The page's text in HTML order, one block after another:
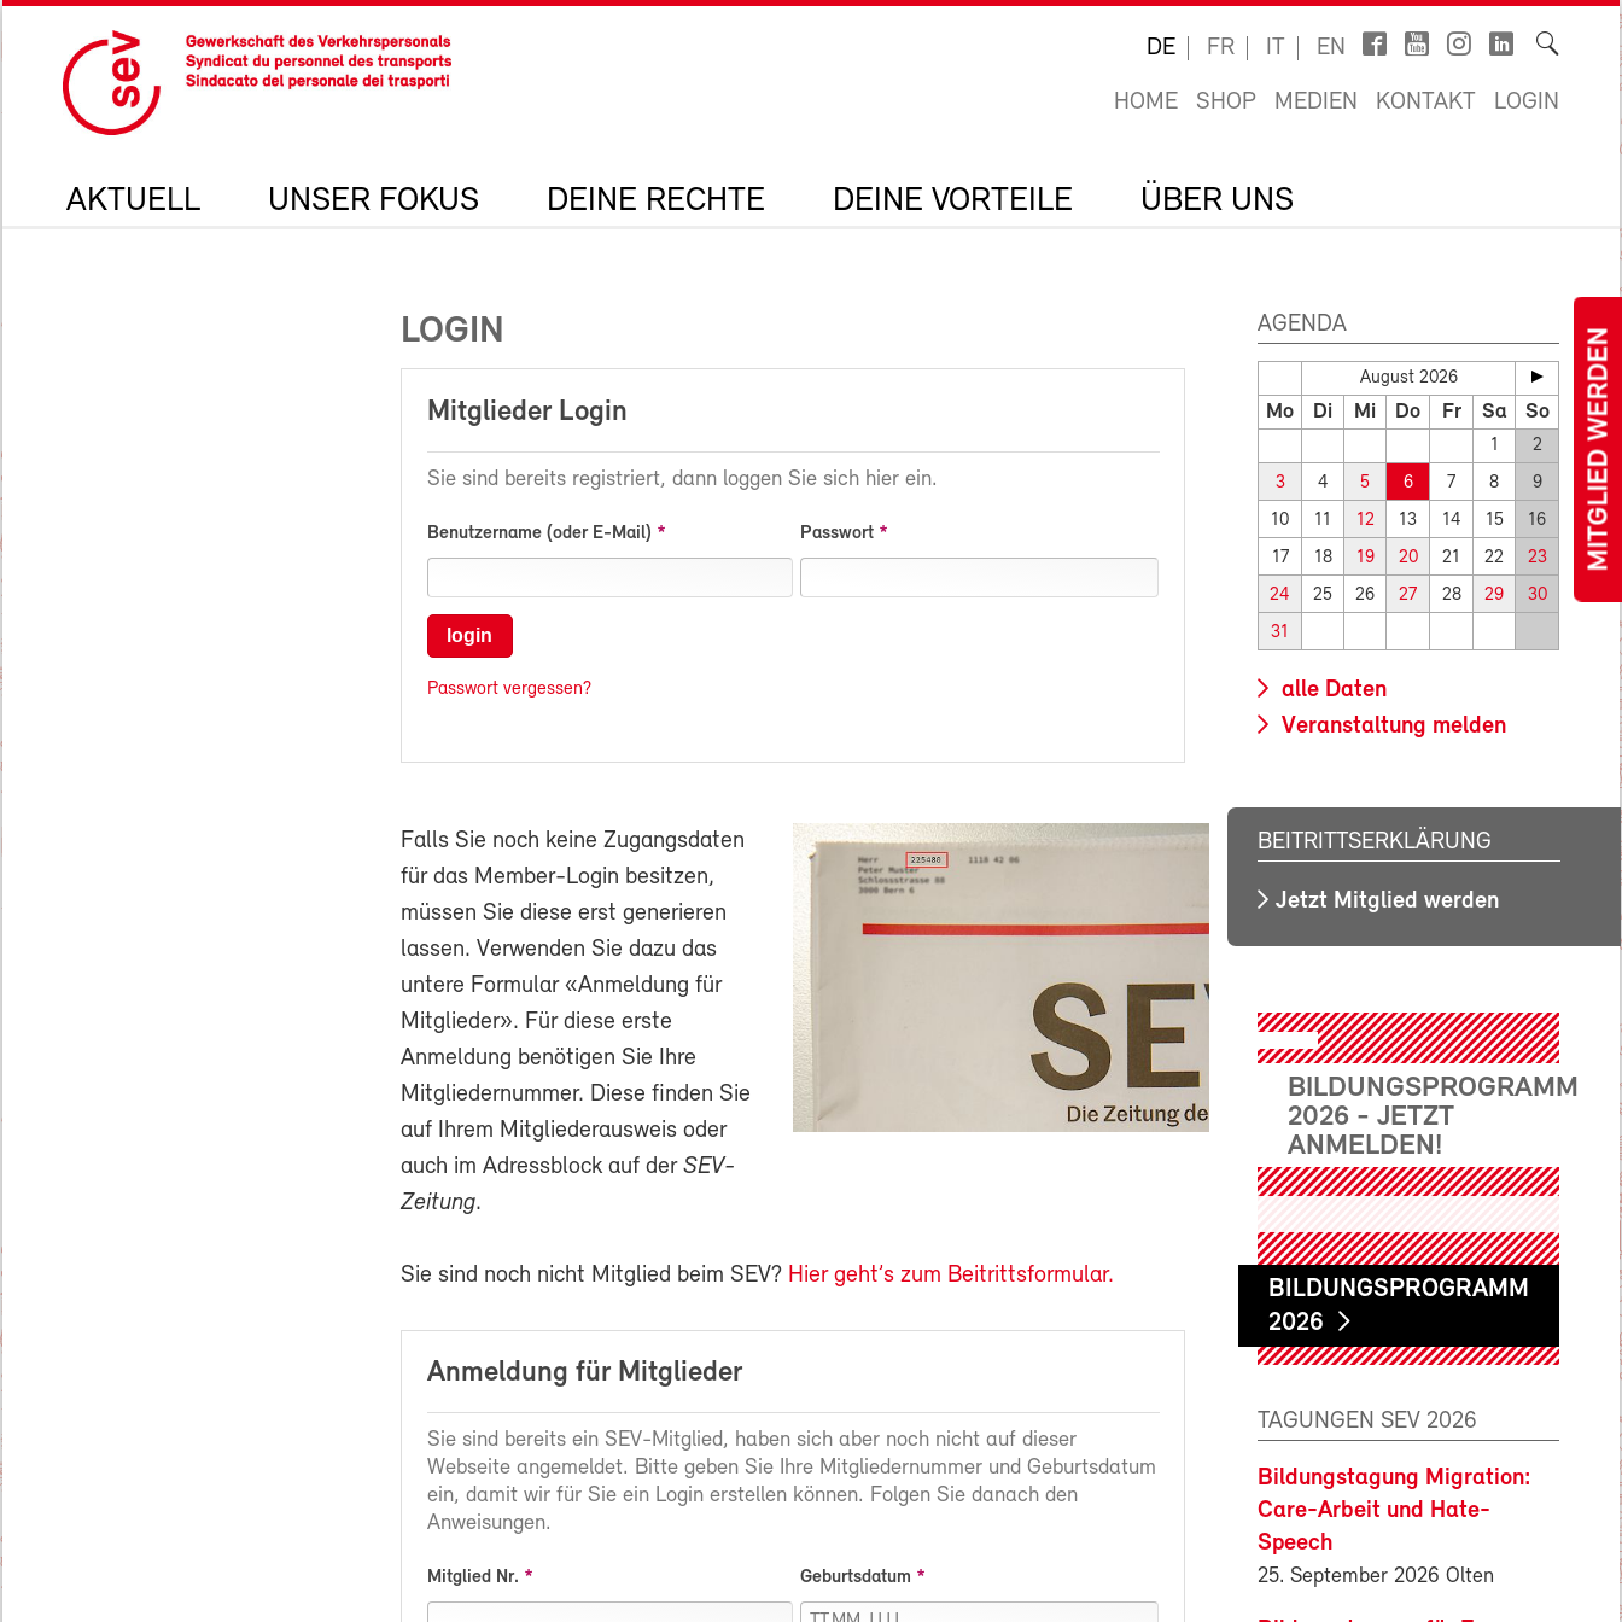
MITGLIED WERDEN
DE FR IT EN
HOME SHOP MEDIEN KONTAKT LOGIN
AKTUELL UNSER FOKUS DEINE RECHTE DEINE VORTEILE ÜBER UNS
LOGIN
Mitglieder Login
Sie sind bereits registriert, dann loggen Sie sich hier ein.
Benutzername (oder E-Mail) Passwort
login
Passwort vergessen?
Falls Sie noch keine Zugangsdaten
für das Member-Login besitzen,
müssen Sie diese erst generieren
lassen. Verwenden Sie dazu das
untere Formular «Anmeldung für
Mitglieder». Für diese erste
Anmeldung benötigen Sie Ihre
Mitgliedernummer. Diese finden Sie
auf Ihrem Mitgliederausweis oder
auch im Adressblock auf der SEV-
Zeitung.
Sie sind noch nicht Mitglied beim SEV? Hier geht’s zum Beitrittsformular.
Anmeldung für Mitglieder
Sie sind bereits ein SEV-Mitglied, haben sich aber noch nicht auf dieser
Webseite angemeldet. Bitte geben Sie Ihre Mitgliedernummer und Geburtsdatum
ein, damit wir für Sie ein Login erstellen können. Folgen Sie danach den
Anweisungen.
Mitglied Nr. Geburtsdatum
AGENDA
August 2026
Mo Di Mi Do Fr Sa So
1 2
3 4 5 6 7 8 9
10 11 12 13 14 15 16
17 18 19 20 21 22 23
24 25 26 27 28 29 30
31
alle Daten
Veranstaltung melden
BEITRITTSERKLÄRUNG
Jetzt Mitglied werden
BILDUNGSPROGRAMM
2026 - JETZT
ANMELDEN!
BILDUNGSPROGRAMM
2026
TAGUNGEN SEV 2026
Bildungstagung Migration:
Care-Arbeit und Hate-
Speech
25. September 2026 Olten